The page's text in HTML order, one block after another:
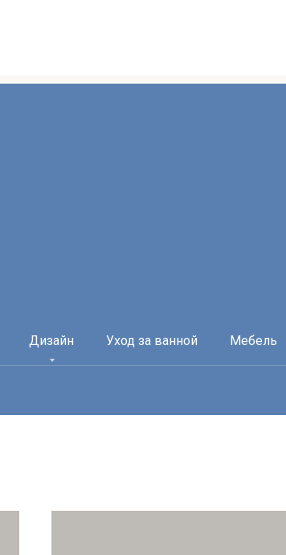
Дизайн Уход за ванной Мебель